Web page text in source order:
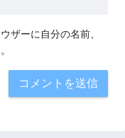
ザーに自分の名前、